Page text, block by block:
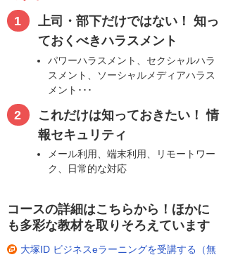
上司・部下だけではない！ 知っ
ておくべきハラスメント
パワーハラスメント、セクシャルハラ
スメント、ソーシャルメディアハラス
メント･･･
これだけは知っておきたい！ 情
報セキュリティ
メール利用、端末利用、リモートワー
ク、日常的な対応
コースの詳細はこちらから！ ほかに
も多彩な教材を取りそろえています
大塚ID ビジネスeラーニングを受講する（無